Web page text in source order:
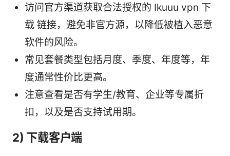
访问官方渠道获取合法授权的 Ikuuu vpn 下
载 链接，避免非官方源，以降低被植入恶意
软件的风险。
常见套餐类型包括月度、季度、年度等，年
度通常性价比更高。
注意查看是否有学生/教育、企业等专属折
扣，以及是否支持试用期。
2) 下载客户端